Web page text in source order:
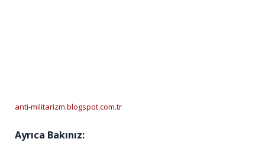
anti-militarizm.blogspot.com.tr
Ayrıca Bakınız: